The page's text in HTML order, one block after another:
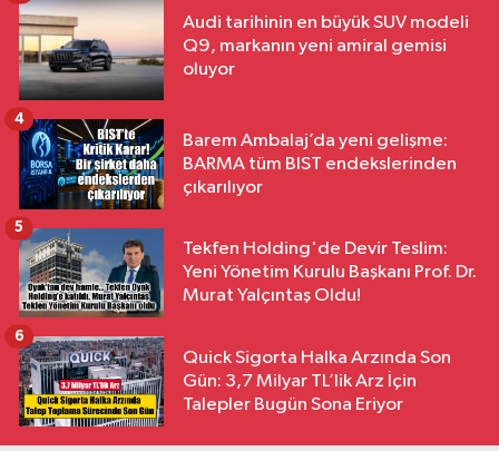
Audi tarihinin en büyük SUV modeli
Q9, markanın yeni amiral gemisi
oluyor
Barem Ambalaj’da yeni gelişme:
BARMA tüm BIST endekslerinden
çıkarılıyor
4
Tekfen Holding'de Devir Teslim:
Yeni Yönetim Kurulu Başkanı Prof. Dr.
Murat Yalçıntaş Oldu!
5
Quick Sigorta Halka Arzında Son
Gün: 3,7 Milyar TL’lik Arz İçin
Talepler Bugün Sona Eriyor
6